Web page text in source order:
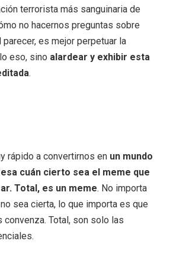
terrorista más sanguinaria de
no hacernos preguntas sobre
es mejor perpetuar la
eso, sino alardear y exhibir esta
.
rápido a convertirnos en un mundo
cuán cierto sea el meme que
Total, es un meme. No importa
sea cierta, lo que importa es que
Total, son solo las